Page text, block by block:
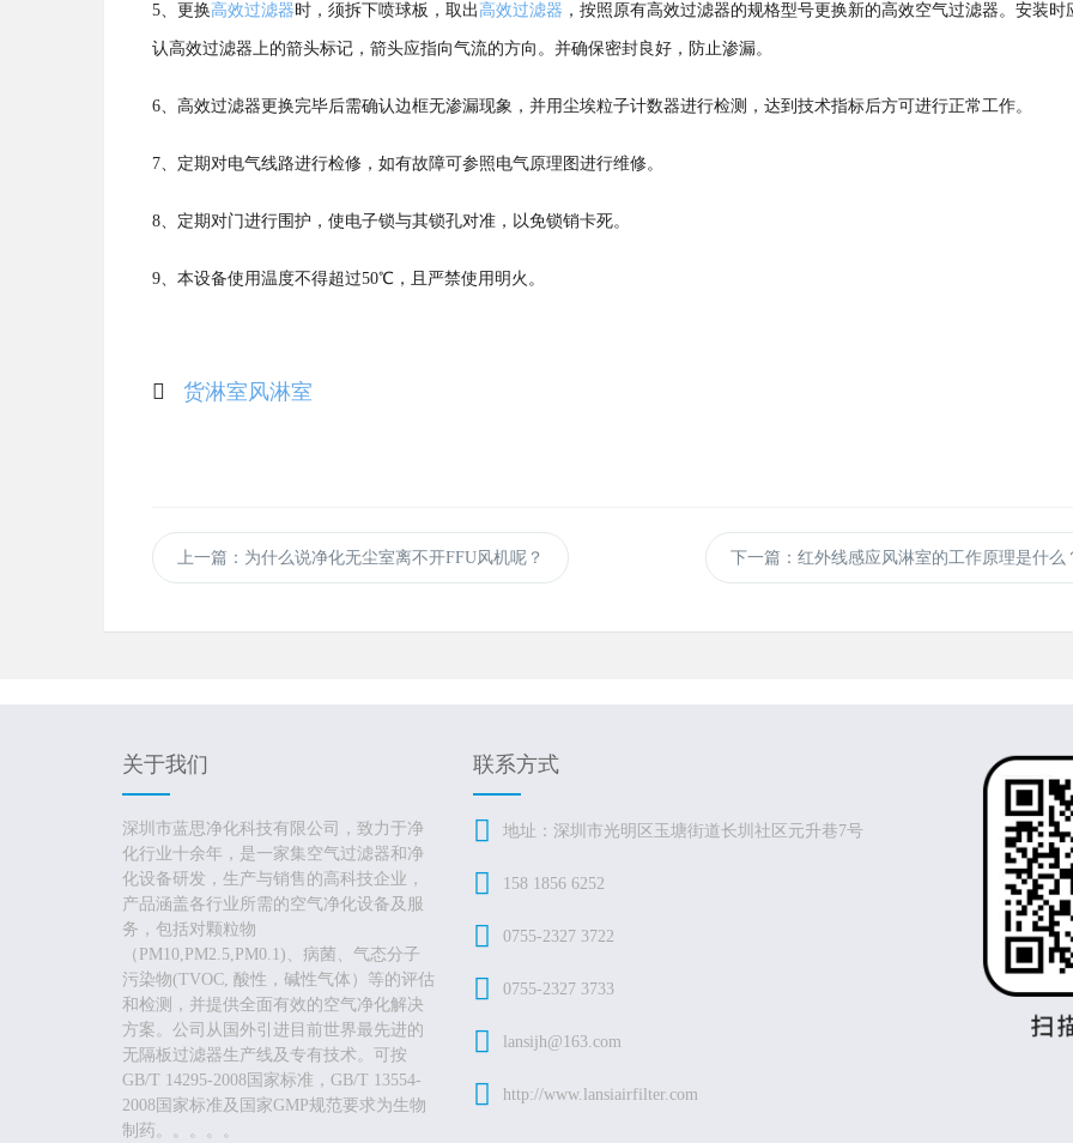
5、更换高效过滤器时，须拆下喷球板，取出 高效过滤器 ，按照原有高效过滤器的规格型号更换新的高效空气过滤器。安装时
认高效过滤器上的箭头标记，箭头应指向气流的方向。并确保密封良好，防止渗漏。
6、高效过滤器更换完毕后需确认边框无渗漏现象，并用尘埃粒子计数器进行检测，达到技术指标后方可进行正常工作。
7、定期对电气线路进行检修，如有故障可参照电气原理图进行维修。
8、定期对门进行围护，使电子锁与其锁孔对准，以免锁销卡死。
9、本设备使用温度不得超过50℃，且严禁使用明火。
货淋室风淋室
上一篇 ：为什么说净化无尘室离不开FFU风机呢？ 下一篇 ：红外线感应风淋室的工作原理是什么
关于我们
深圳市蓝思净化科技有限公司，致力于净
化行业十余年，是一家集空气过滤器和净
化设备研发，生产与销售的高科技企业，
产品涵盖各行业所需的空气净化设备及服
务，包括对颗粒物
（PM10,PM2.5,PM0.1)、病菌、气态分子
污染物(TVOC, 酸性，碱性气体）等的评估
和检测，并提供全面有效的空气净化解决
方案。公司从国外引进目前世界最先进的
无隔板过滤器生产线及专有技术。可按
GB/T 14295-2008国家标准，GB/T 13554-
2008国家标准及国家GMP规范要求为生物
制药。。。。。
联系方式
地址：深圳市光明区玉塘街道长圳社区元升巷7号
158 1856 6252
0755-2327 3722
0755-2327 3733
lansijh@163.com
http://www.lansiairfilter.com